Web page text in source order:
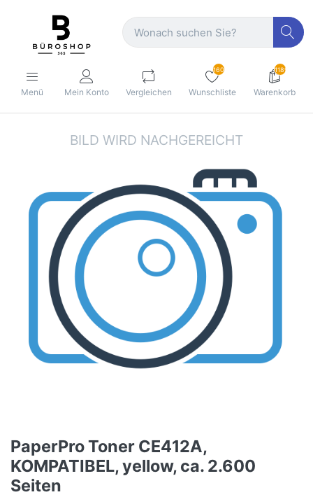
Menü Mein Konto Vergleichen
160
Wunschliste
1189
Warenkorb
PaperPro Toner CE412A,
KOMPATIBEL, yellow, ca. 2.600
Seiten